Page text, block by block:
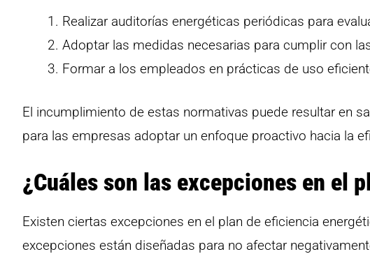
Realizar auditorías energéticas periódicas para
Adoptar las medidas necesarias para cumplir con
Formar a los empleados en prácticas de uso
El incumplimiento de estas normativas puede resultar en
para las empresas adoptar un enfoque proactivo hacia la
¿Cuáles son las excepciones en el
Existen ciertas excepciones en el plan de eficiencia
excepciones están diseñadas para no afectar